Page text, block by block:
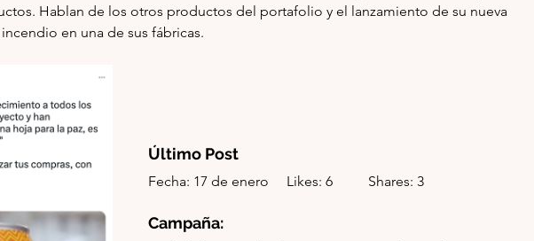
Hablan de los otros productos del portafolio y el lanzamiento de su nueva
en una de sus fábricas.
Último Post
Fecha: 17 de enero     Likes: 6          Shares: 3
Campaña: